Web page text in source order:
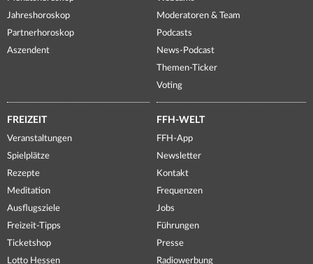
Jahreshoroskop
Partnerhoroskop
Aszendent
Moderatoren & Team
Podcasts
News-Podcast
Themen-Ticker
Voting
FREIZEIT
Veranstaltungen
Spielplätze
Rezepte
Meditation
Ausflugsziele
Freizeit-Tipps
Ticketshop
Lotto Hessen
FFH-WELT
FFH-App
Newsletter
Kontakt
Frequenzen
Jobs
Führungen
Presse
Radiowerbung